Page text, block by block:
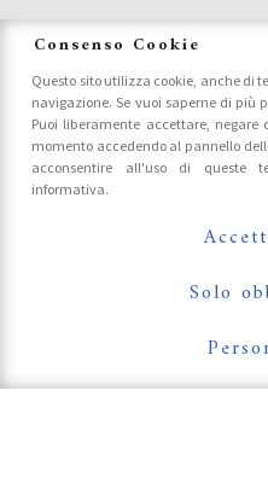
Accrediti
Consenso Cookie
Questo sito utilizza cookie, anche di
navigazione. Se vuoi saperne di più
Puoi liberamente accettare, negare
momento accedendo al pannello
acconsentire all'uso di queste
informativa.
Solo